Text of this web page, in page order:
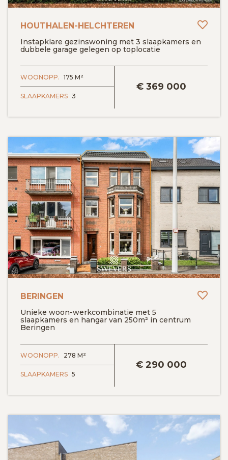
HOUTHALEN-HELCHTEREN
Instapklare gezinswoning met 3 slaapkamers en
dubbele garage gelegen op toplocatie
€369 000
WOONOPP. 175 M²
SLAAPKAMERS 3
BEKIJK DETAILS
BERINGEN
Unieke woon-werkcombinatie met 5
slaapkamers en hangar van 250m² in centrum
Beringen
€290 000
WOONOPP. 278 M²
SLAAPKAMERS 5
BEKIJK DETAILS